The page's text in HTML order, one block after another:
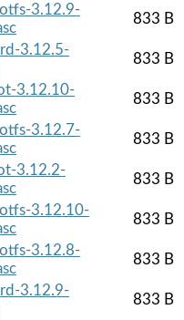
3.12.9-
833 B
3.12.5-
833 B
3.12.10-
833 B
3.12.7-
833 B
3.12.2-
833 B
3.12.10-
833 B
3.12.8-
833 B
3.12.9-
833 B